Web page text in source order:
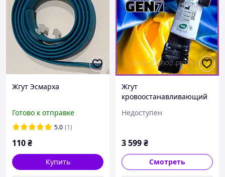
Жгут Эсмарха
Готово к отправке
5.0 (1)
110₴
Купить
Жгут
кровоостанавливающий
Армейский оригинал
Raskach
Недоступен
3 599₴
Смотреть